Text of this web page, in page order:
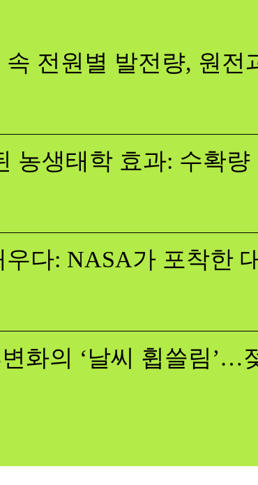
전원별 발전량, 원전
농생태학 효과: 수확량
다: NASA가 포착한
화의 ‘날씨 휩쓸림’…